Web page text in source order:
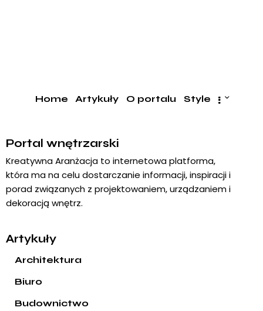
Home Artykuły O portalu Style
Portal wnętrzarski
Kreatywna Aranżacja to internetowa platforma,
która ma na celu dostarczanie informacji, inspiracji i
porad związanych z projektowaniem, urządzaniem i
dekoracją wnętrz.
Artykuły
Architektura
Biuro
Budownictwo